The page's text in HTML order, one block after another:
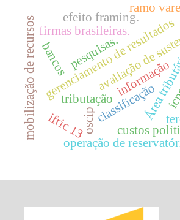
classificação
Área
tributação
gerenciamento de resultados
firmas brasileiras.
avaliação de
bancos pesquisas.
mobilização de recursos oscip
ramo
custos
ifric 13
operação de
informação
efeito framing.